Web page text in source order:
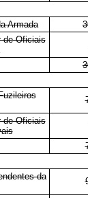
Armada
de Oficiais
de Oficiais
da